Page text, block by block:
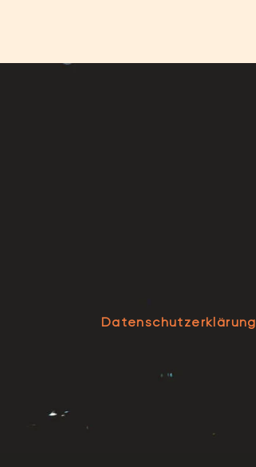
Datenschutzerklärung